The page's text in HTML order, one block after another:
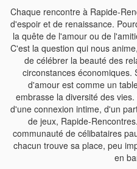
Chaque rencontre à Rapide-
d'espoir et de renaissance.
la quête de l'amour ou de
C'est la question qui nous
de célébrer la beauté des
circonstances économiques.
d'amour est comme un
embrasse la diversité des
d'une connexion intime, d'un
de jeux, Rapide-
communauté de célibataires
chacun trouve sa place, peu
en